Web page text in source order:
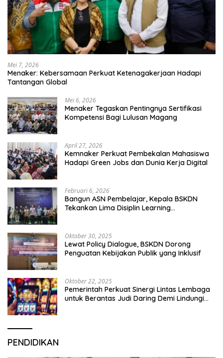
Mei 7, 2026
Menaker: Kebersamaan Perkuat Ketenagakerjaan Hadapi
Tantangan Global
Mei 6, 2026
Menaker Tegaskan Pentingnya Sertifikasi
Kompetensi Bagi Lulusan Magang
April 27, 2026
Kemnaker Perkuat Pembekalan Mahasiswa
Hadapi Green Jobs dan Dunia Kerja Digital
Februari 6, 2026
Bangun ASN Pembelajar, Kepala BSKDN
Tekankan Lima Disiplin Learning
Oktober 30, 2025
Lewat Policy Dialogue, BSKDN Dorong
Penguatan Kebijakan Publik yang Inklusif
Oktober 22, 2025
Pemerintah Perkuat Sinergi Lintas Lembaga
untuk Berantas Judi Daring Demi Lindungi
PENDIDIKAN